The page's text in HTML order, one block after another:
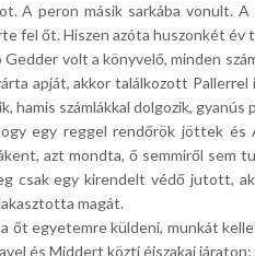
peron másik sarkába vonult.
fel őt. Hiszen azóta huszonkét év
volt a könyvelő, minden
apját, akkor találkozott
számlákkal dolgozik, gyanús
egy reggel rendőrök jöttek
azt mondta, ő semmiről sem
csak egy kirendelt védő jutott,
magát.
őt egyetemre küldeni, munkát
és Middert közti éjszakai